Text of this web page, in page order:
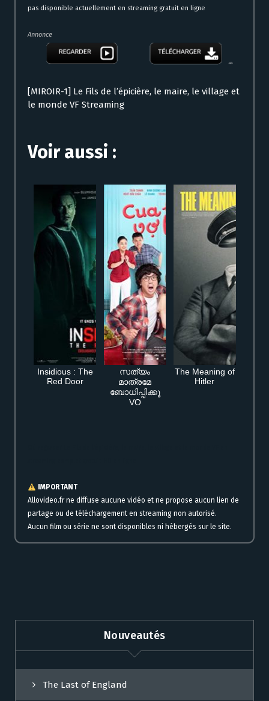
pas disponible actuellement en streaming gratuit en ligne
Annonce
[MIROIR-1] Le Fils de l’épicière, le maire, le village et
le monde VF Streaming
Voir aussi :
Insidious : The
Red Door
സത്യം
മാത്രമേ
ബോധിപ്പിക്കൂ
VO
The Meaning of
Hitler
IMPORTANT
Allovideo.fr ne diffuse aucune vidéo et ne propose aucun lien de
partage ou de téléchargement en streaming non autorisé.
Aucun film ou série ne sont disponibles ni hébergés sur le site.
Nouveautés
The Last of England